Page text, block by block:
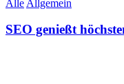
Alle Allgemein
SEO genießt